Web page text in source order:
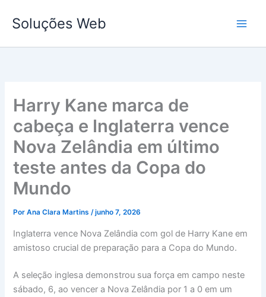
para
conteúdo
Soluções Web
Harry Kane marca de
cabeça e Inglaterra vence
Nova Zelândia em último
teste antes da Copa do
Mundo
PorAna Clara Martins/junho 7, 2026
Inglaterra vence Nova Zelândia com gol de Harry Kane em
amistoso crucial de preparação para a Copa do Mundo.
A seleção inglesa demonstrou sua força em campo neste
sábado, 6, ao vencer a Nova Zelândia por 1 a 0 em um